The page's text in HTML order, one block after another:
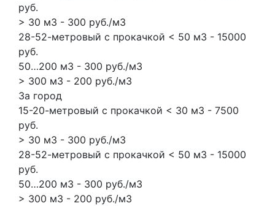
руб.
> 30 м3 - 300 руб./м3
28-52-метровый с прокачкой < 50 м3 - 15000
руб.
50…200 м3 - 300 руб./м3
> 300 м3 - 200 руб./м3
За город
15-20-метровый с прокачкой < 30 м3 - 7500
руб.
> 30 м3 - 300 руб./м3
28-52-метровый с прокачкой < 50 м3 - 15000
руб.
50…200 м3 - 300 руб./м3
> 300 м3 - 200 руб./м3